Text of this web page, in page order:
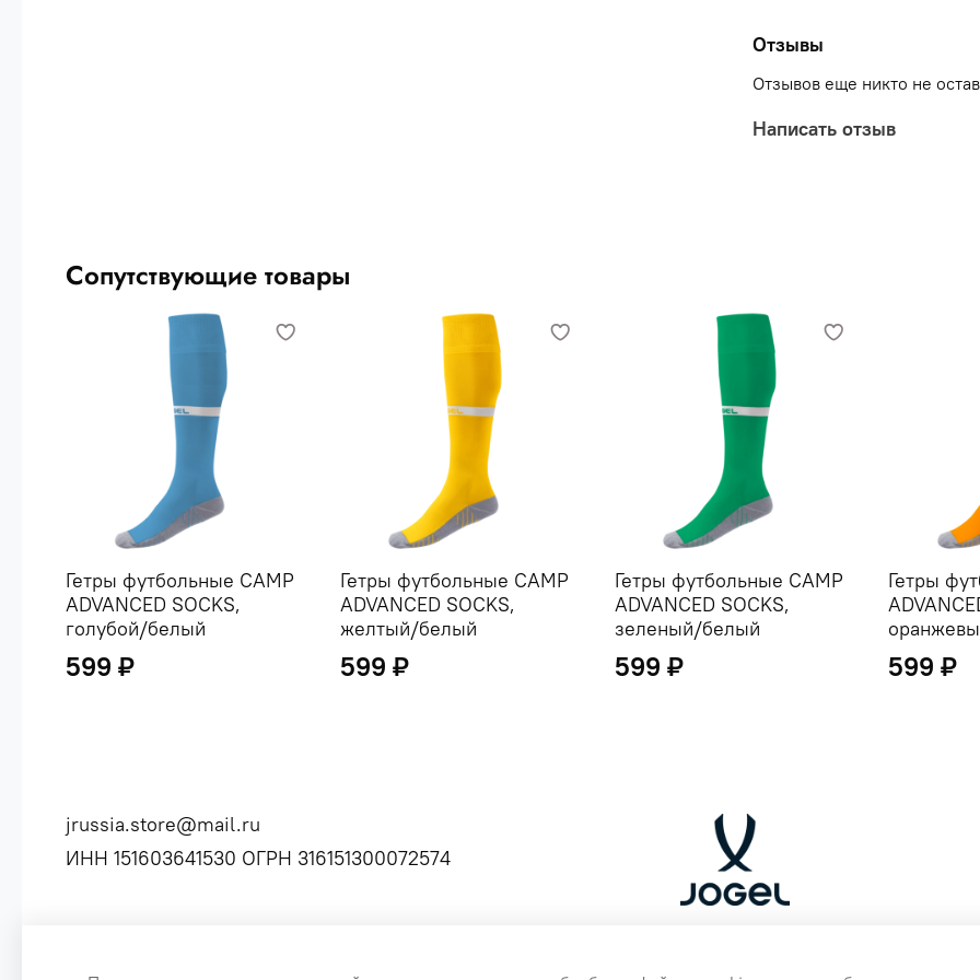
31, 32-34, 35-38, 39-42,
Отзывы
Отзывов еще никто не
Написать отзыв
Сопутствующие товары
Гетры футбольные CAMP
ADVANCED SOCKS,
голубой/белый
599 ₽
Гетры футбольные CAMP
ADVANCED SOCKS,
желтый/белый
599 ₽
Гетры футбольные CAMP
ADVANCED SOCKS,
зеленый/белый
599 ₽
Гетры
599 ₽
jrussia.store@mail.ru
ИНН 151603641530 ОГРН 316151300072574